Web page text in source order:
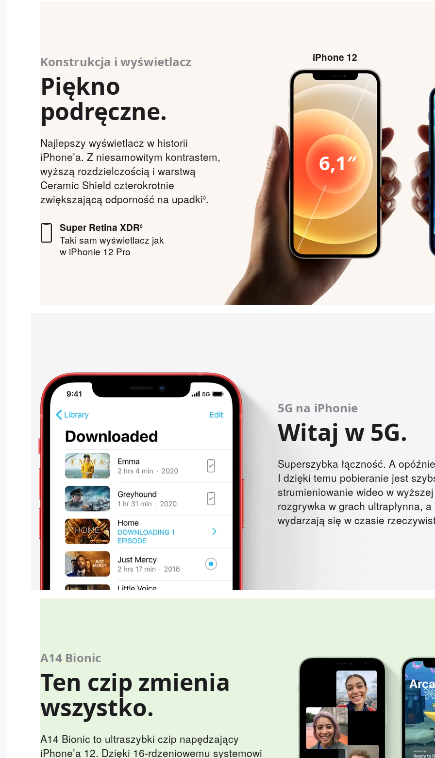
Konstrukcja i wyświetlacz
Piękno
podręczne.
Najlepszy wyświetlacz w historii
iPhone’a. Z niesamowitym kontrastem,
wyższą rozdzielczością i warstwą
Ceramic Shield czterokrotnie
zwiększającą odporność na upadki◊.
Super Retina XDR◊
Taki sam wyświetlacz jak
w iPhonie 12 Pro
iPhone 12
6,1″
5G na iPhonie
Witaj w 5G.
Superszybka łączność. A
I dzięki temu pobieranie jest
strumieniowanie wideo w
rozgrywka w grach ultrapłynna,
wydarzają się w czasie
A14 Bionic
Ten czip zmienia
wszystko.
A14 Bionic to ultraszybki czip napędzający
iPhone’a 12. Dzięki 16‑rdzeniowemu systemowi